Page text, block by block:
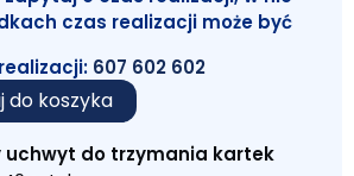
czas realizacji może być
607 602 602
do koszyka
uchwyt do trzymania kartek